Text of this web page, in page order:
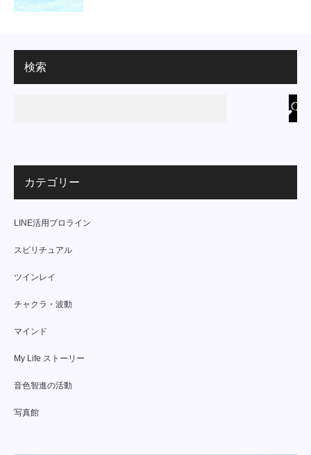
検索
カテゴリー
LINE活用プロライン
スピリチュアル
ツインレイ
チャクラ・波動
マインド
My Life ストーリー
音色智進の活動
写真館